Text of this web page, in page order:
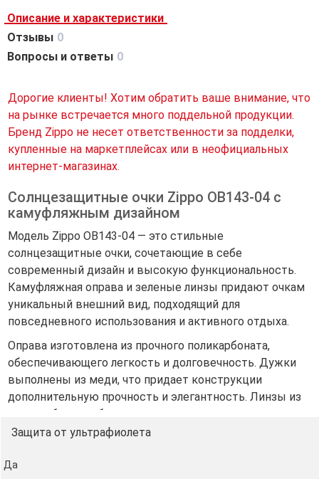
Описание и характеристики
Отзывы 0
Вопросы и ответы 0
Дорогие клиенты! Хотим обратить ваше внимание, что
на рынке встречается много поддельной продукции.
Бренд Zippo не несет ответственности за подделки,
купленные на маркетплейсах или в неофициальных
интернет-магазинах.
Солнцезащитные очки Zippo OB143-04 с
камуфляжным дизайном
Модель Zippo OB143-04 — это стильные
солнцезащитные очки, сочетающие в себе
современный дизайн и высокую функциональность.
Камуфляжная оправа и зеленые линзы придают очкам
уникальный внешний вид, подходящий для
повседневного использования и активного отдыха.
Оправа изготовлена из прочного поликарбоната,
обеспечивающего легкость и долговечность. Дужки
выполнены из меди, что придает конструкции
дополнительную прочность и элегантность. Линзы из
поликарбоната обеспечивают надежную защиту от
ультрафиолетового излучения и высокую оптическую
Эргономичная форма оправы обеспечивает
Защита от ультрафиолета
Да